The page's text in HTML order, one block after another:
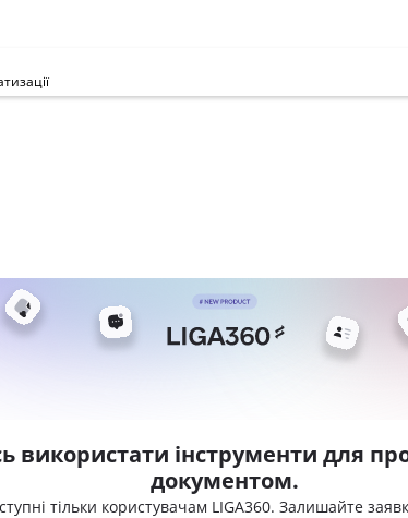
використати інструменти для
документом.
тільки користувачам LIGA360. Залишайте